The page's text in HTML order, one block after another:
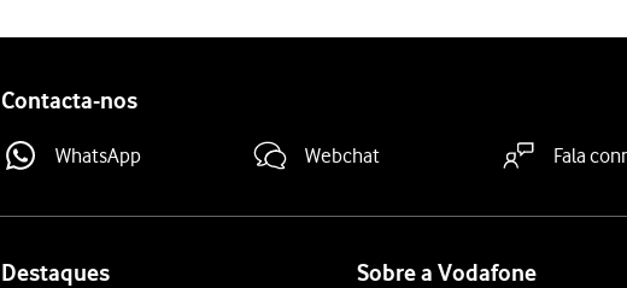
Contacta-nos
WhatsApp Webchat Fala
Destaques Sobre a Vodafone